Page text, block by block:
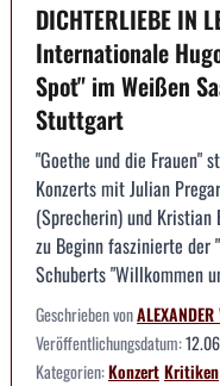
DICHTERLIEBE IN
Internationale
Spot" im Weißen
Stuttgart
"Goethe und die Frauen"
Konzerts mit Julian
(Sprecherin) und Kristian
zu Beginn faszinierte der
Schuberts "Willkommen
Geschrieben vonALEXANDER
Veröffentlichungsdatum:
Kategorien:KonzertKritiken